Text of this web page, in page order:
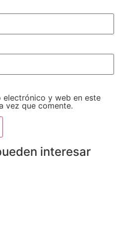
electrónico y web en este
vez que comente.
interesar